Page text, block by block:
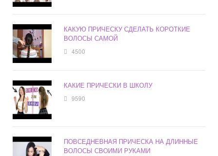
КАКУЮ ПРИЧЕСКУ СДЕЛАТЬ КОРОТКИЕ
ВОЛОСЫ САМОЙ
4500
КАКИЕ ПРИЧЕСКИ В ШКОЛУ
9590
ПОВСЕДНЕВНАЯ ПРИЧЕСКА НА ДЛИННЫЕ
ВОЛОСЫ СВОИМИ РУКАМИ